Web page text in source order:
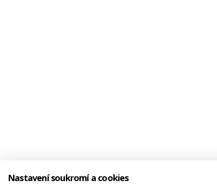
Nastavení soukromí a cookies